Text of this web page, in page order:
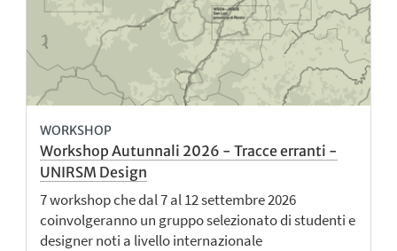
WORKSHOP
Workshop Autunnali 2026 - Tracce erranti -
UNIRSM Design
7 workshop che dal 7 al 12 settembre 2026
coinvolgeranno un gruppo selezionato di studenti e
designer noti a livello internazionale